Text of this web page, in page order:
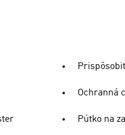
Ochranná
Pútko na